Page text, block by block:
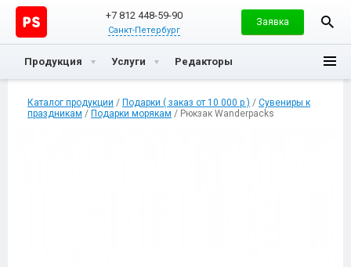
+7 812 448-59-90
Санкт-Петербург
Заявка
Продукция Услуги Редакторы
Каталог продукции / Подарки ( заказ от 10 000 р ) / Сувениры к
праздникам / Подарки морякам / Рюкзак Wanderpacks